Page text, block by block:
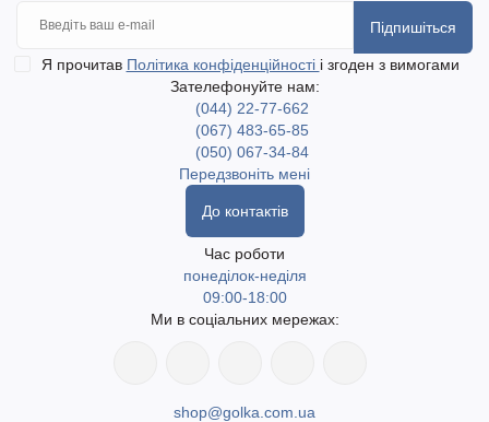
Підпишіться
Я прочитав Політика конфіденційності і згоден з вимогами
Зателефонуйте нам:
(044) 22-77-662
(067) 483-65-85
(050) 067-34-84
Передзвоніть мені
До контактів
Час роботи
понеділок-неділя
09:00-18:00
Ми в соціальних мережах:
shop@golka.com.ua